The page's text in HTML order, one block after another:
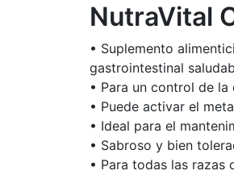
NutraVital
• Suplemento
gastrointestinal
• Para un control de
• Puede activar el
• Ideal para el
• Sabroso y bien
• Para todas las razas